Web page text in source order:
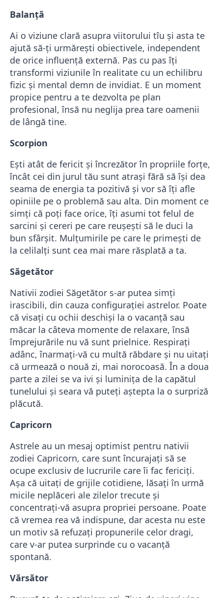
Balanță
Ai o viziune clară asupra viitorului tîu și asta te
ajută să-ți urmărești obiectivele, independent
de orice influență externă. Pas cu pas îți
transformi viziunile în realitate cu un echilibru
fizic și mental demn de invidiat. E un moment
propice pentru a te dezvolta pe plan
profesional, însă nu neglija prea tare oamenii
de lângă tine.
Scorpion
Ești atât de fericit și încrezător în propriile forțe,
încât cei din jurul tău sunt atrași fără să își dea
seama de energia ta pozitivă și vor să îți afle
opiniile pe o problemă sau alta. Din moment ce
simți că poți face orice, îți asumi tot felul de
sarcini și cereri pe care reușești să le duci la
bun sfârșit. Mulțumirile pe care le primești de
la celilalți sunt cea mai mare răsplată a ta.
Săgetător
Nativii zodiei Săgetător s-ar putea simţi
irascibili, din cauza configuraţiei astrelor. Poate
că visaţi cu ochii deschişi la o vacanţă sau
măcar la câteva momente de relaxare, însă
împrejurările nu vă sunt prielnice. Respiraţi
adânc, înarmaţi-vă cu multă răbdare şi nu uitaţi
că urmează o nouă zi, mai norocoasă. În a doua
parte a zilei se va ivi şi luminiţa de la capătul
tunelului şi seara vă puteţi aştepta la o surpriză
plăcută.
Capricorn
Astrele au un mesaj optimist pentru nativii
zodiei Capricorn, care sunt încurajaţi să se
ocupe exclusiv de lucrurile care îi fac fericiţi.
Aşa că uitaţi de grijile cotidiene, lăsaţi în urmă
micile neplăceri ale zilelor trecute şi
concentraţi-vă asupra propriei persoane. Poate
că vremea rea vă indispune, dar acesta nu este
un motiv să refuzaţi propunerile celor dragi,
care v-ar putea surprinde cu o vacanţă
spontană.
Vărsător